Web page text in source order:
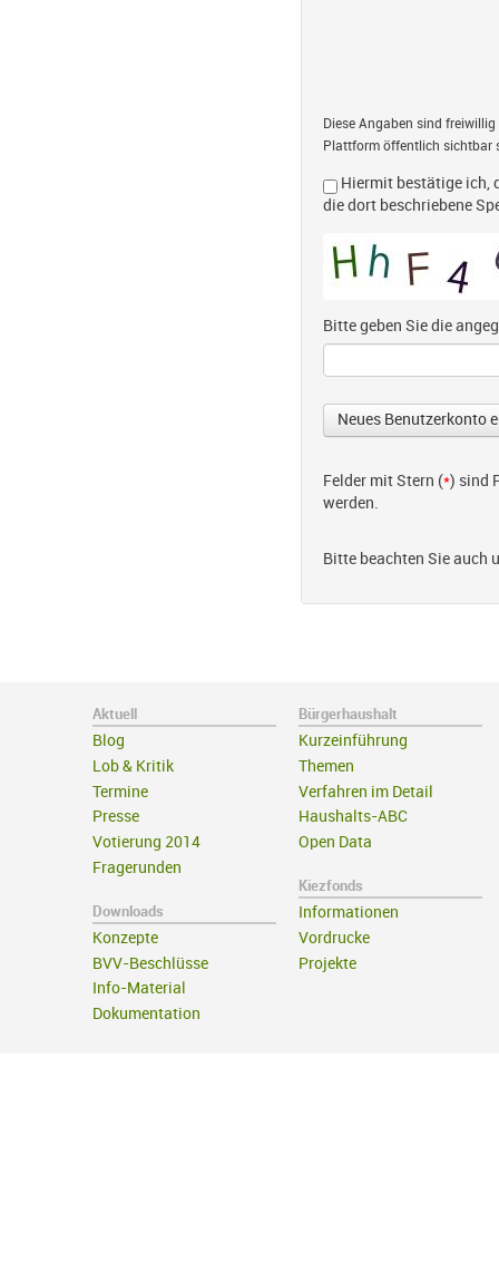
Diese Angaben sind
Plattform öffentlich sichtbar
Hiermit bestätige ich,
die dort beschriebene
Bitte geben Sie die
Felder mit Stern (*) sind
werden.
Bitte beachten Sie auch
Aktuell
Blog
Lob & Kritik
Termine
Presse
Votierung 2014
Fragerunden
Downloads
Konzepte
BVV-Beschlüsse
Info-Material
Dokumentation
Bürgerhaushalt
Kurzeinführung
Themen
Verfahren im Detail
Haushalts-ABC
Open Data
Kiezfonds
Informationen
Vordrucke
Projekte